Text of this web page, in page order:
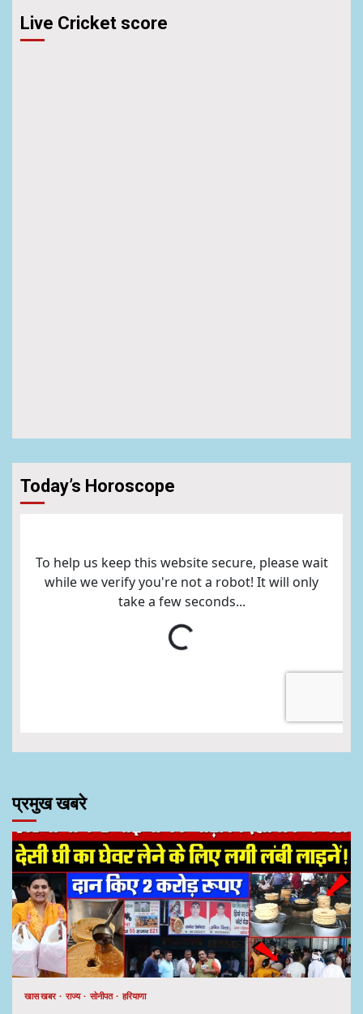
Live Cricket score
Today’s Horoscope
प्रमुख खबरे
खास खबर राज्य सोनीपत हरियाणा